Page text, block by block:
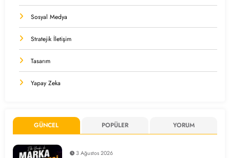
Sosyal Medya
Stratejik İletişim
Tasarım
Yapay Zeka
GÜNCEL POPÜLER YORUM
3 Ağustos 2026